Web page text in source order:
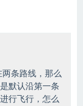
条路线，那么
默认沿第一条
行飞行，怎么